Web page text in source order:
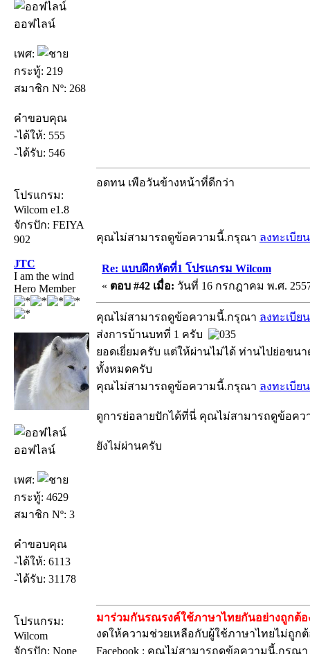
ออฟไลน์
เพศ:
กระทู้: 219
สมาชิก Nº: 268
คำขอบคุณ
-ได้ให้: 555
-ได้รับ: 546
โปรแกรม:
Wilcom e1.8
จักรปัก: FEIYA
902
อดทน เพือวันข้างหน้าที่ดีกว่า
คุณไม่สามารถดูข้อความนี้.กรุณา ลงทะเบียน
JTC
I am the wind
Hero Member
ออฟไลน์
เพศ:
กระทู้: 4629
สมาชิก Nº: 3
คำขอบคุณ
-ได้ให้: 6113
-ได้รับ: 31178
โปรแกรม:
Wilcom
จักรปัก: None
Re: แบบฝึกหัดที่1 โปรแกรม Wilcom
« ตอบ #42 เมื่อ: วันที่ 16 กรกฎาคม พ.ศ.
คุณไม่สามารถดูข้อความนี้.กรุณา ลงทะเบียน
ส่งการบ้านบทที่ 1 ครับ
ยอดเยี่ยมครับ แต่ให้ผ่านไม่ได้ ท่านไปย่อขน
ทั้งหมดครับ
คุณไม่สามารถดูข้อความนี้.กรุณา ลงทะเบียน
ดูการย่อลายปักได้ที่นี่ คุณไม่สามารถดูข้อค
ยังไม่ผ่านครับ
มาร่วมกันรณรงค์ใช้ภาษาไทยกันอย่างถูกต้อ
งดให้ความช่วยเหลือกับผู้ใช้ภาษาไทยไม่ถูกต้
Facebook : คุณไม่สามารถดูข้อความนี้.กรุณา